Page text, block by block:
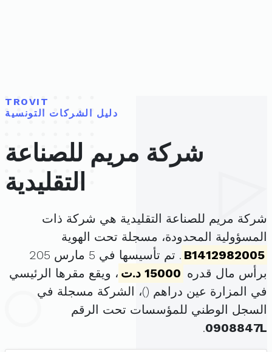
TROVIT
دليل الشركات التونسية
شركة مريم للصناعة
التقليدية
شركة مريم للصناعة التقليدية هي شركة ذات
المسؤولية المحدودة، مسجلة تحت الهوية
B1412982005
. تم تأسيسها في 5 مارس 205
برأس مال قدره 15000 د.ت
، ويقع مقرها الرئيسي
في المزارة عين دراهم ()، الشركة مسجلة في
السجل الوطني للمؤسسات تحت الرقم
0908847L
.